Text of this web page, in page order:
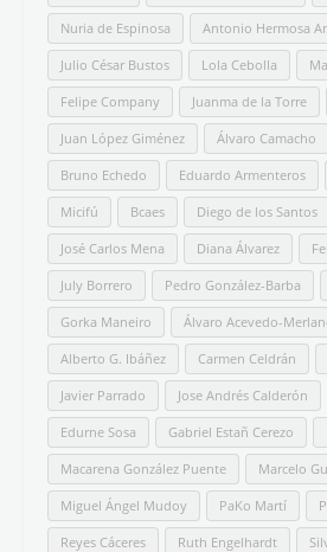
Nuria de Espinosa Antonio Hermosa
Julio César Bustos Lola Cebolla
Felipe Company Juanma de la Torre
Juan López Giménez Álvaro Camacho
Bruno Echedo Eduardo Armenteros
Micifú Bcaes Diego de los Santos
José Carlos Mena Diana Álvarez
July Borrero Pedro González-Barba
Gorka Maneiro Álvaro Acevedo-
Alberto G. Ibáñez Carmen Celdrán
Javier Parrado Jose Andrés Calderón
Edurne Sosa Gabriel Estañ Cerezo
Macarena González Puente Marcelo
Miguel Ángel Mudoy PaKo Martí
Reyes Cáceres Ruth Engelhardt